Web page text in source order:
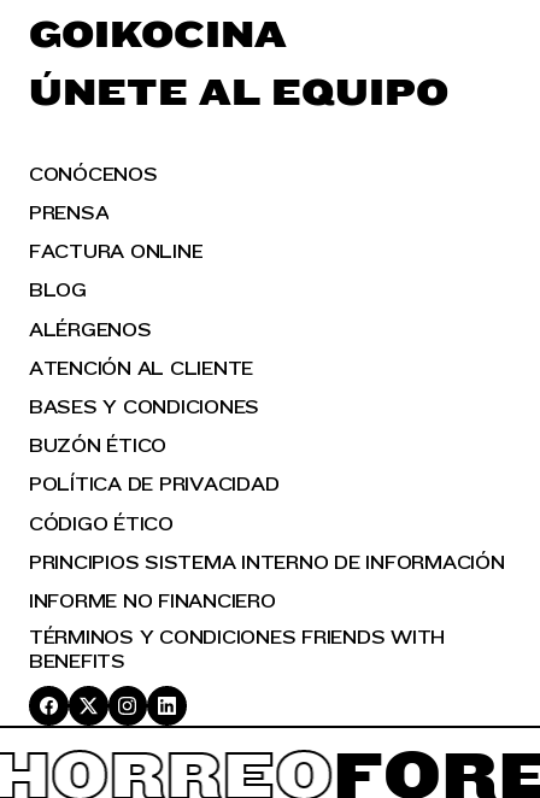
GOIKOCINA
ÚNETE AL EQUIPO
CONÓCENOS
PRENSA
FACTURA ONLINE
BLOG
ALÉRGENOS
ATENCIÓN AL CLIENTE
BASES Y CONDICIONES
BUZÓN ÉTICO
POLÍTICA DE PRIVACIDAD
CÓDIGO ÉTICO
PRINCIPIOS SISTEMA INTERNO DE INFORMACIÓN
INFORME NO FINANCIERO
TÉRMINOS Y CONDICIONES FRIENDS WITH
BENEFITS